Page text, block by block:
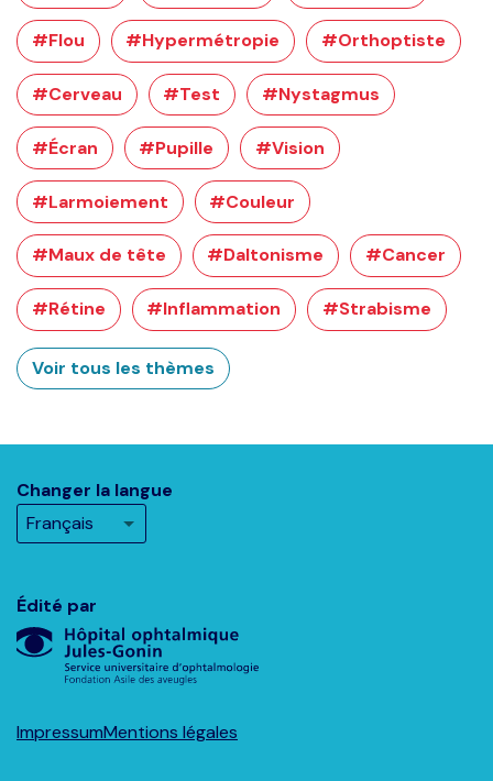
#Flou #Hypermétropie #Orthoptiste
#Cerveau #Test #Nystagmus
#Écran #Pupille #Vision
#Larmoiement #Couleur
#Maux de tête #Daltonisme #Cancer
#Rétine #Inflammation #Strabisme
Voir tous les thèmes
Édité par
ImpressumMentions légales
Changer la langue